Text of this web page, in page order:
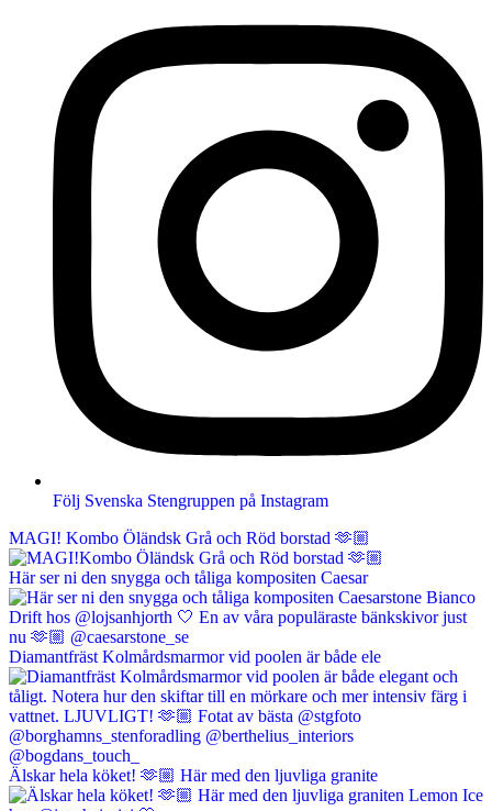
Följ Svenska Stengruppen på Instagram
MAGI! Kombo Öländsk Grå och Röd borstad 🫶🏼
Här ser ni den snygga och tåliga kompositen Caesar
Diamantfräst Kolmårdsmarmor vid poolen är både ele
Älskar hela köket! 🫶🏼 Här med den ljuvliga granite